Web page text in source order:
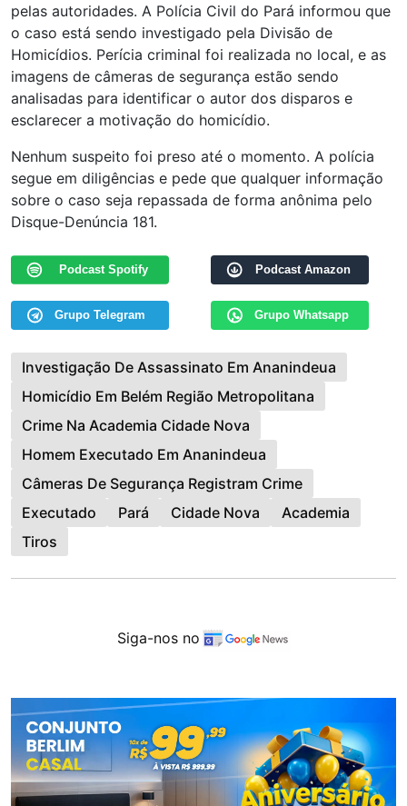
pelas autoridades. A Polícia Civil do Pará informou que
o caso está sendo investigado pela Divisão de
Homicídios. Perícia criminal foi realizada no local, e as
imagens de câmeras de segurança estão sendo
analisadas para identificar o autor dos disparos e
esclarecer a motivação do homicídio.
Nenhum suspeito foi preso até o momento. A polícia
segue em diligências e pede que qualquer informação
sobre o caso seja repassada de forma anônima pelo
Disque-Denúncia 181.
Podcast Spotify Podcast Amazon
Grupo Telegram Grupo Whatsapp
Investigação De Assassinato Em Ananindeua
Homicídio Em Belém Região Metropolitana
Crime Na Academia Cidade Nova
Homem Executado Em Ananindeua
Câmeras De Segurança Registram Crime
Executado
Pará Cidade Nova
Academia
Tiros
Siga-nos no